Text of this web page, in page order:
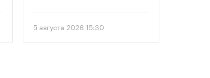
5 августа 2026 15:30